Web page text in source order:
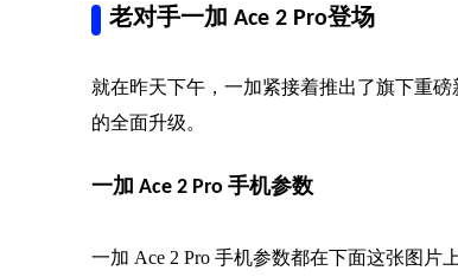
老对手一加 Ace 2 Pro登场
就在昨天下午，一加紧接着推出了旗下重
的全面升级。
一加 Ace 2 Pro 手机参数
一加 Ace 2 Pro 手机参数都在下面这张图片